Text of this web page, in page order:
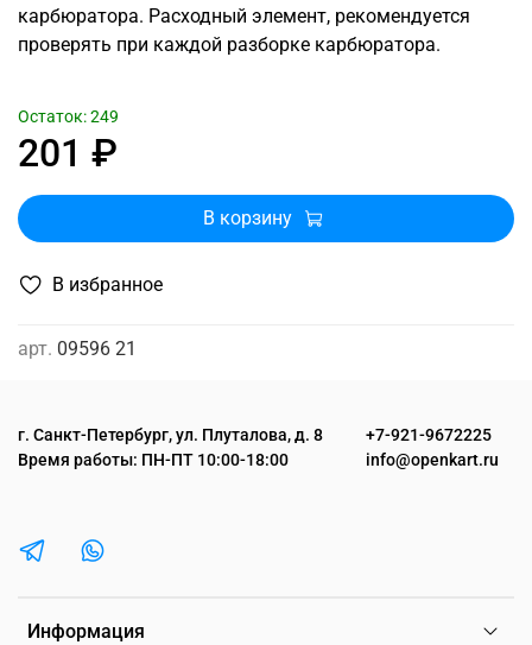
В избранное
арт. 09596 21
карбюратора. Расходный элемент, рекомендуется
проверять при каждой разборке карбюратора.
201 ₽
Остаток: 249
В корзину
Информация
г. Санкт-Петербург, ул. Плуталова, д. 8
Время работы: ПН-ПТ 10:00-18:00
+7-921-9672225
info@openkart.ru